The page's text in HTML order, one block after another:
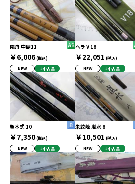
陽舟 中硬11
￥6,006(税込)
NEW
#中古品
ヘラ V 18
￥22,051 (税込)
NEW
#中古品
聖本式 10
￥7,350(税込)
NEW
#中古品
朱紋峰 嵐水 8
￥10,501 (税込)
NEW
#中古品